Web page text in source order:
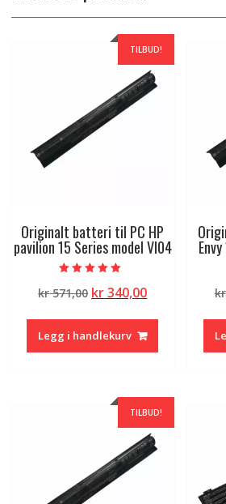
TILBUD!
Originalt batteri til PC HP
pavilion 15 Series model VI04
5.00
av 5
kr571,00 Opprinnelig
var:
kr 571,00.
kr340,00Nåværende
kr 340,00.
Legg i handlekurv
kr
TILBUD!